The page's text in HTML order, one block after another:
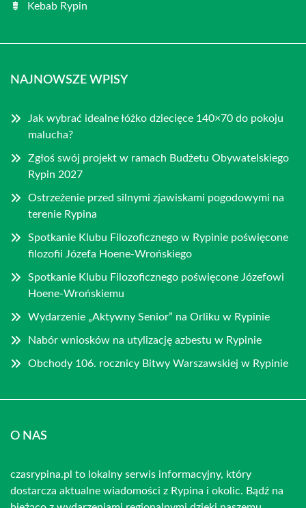
Kebab Rypin
NAJNOWSZE WPISY
Jak wybrać idealne łóżko dziecięce 140×70 do pokoju
malucha?
Zgłoś swój projekt w ramach Budżetu Obywatelskiego
Rypin 2027
Ostrzeżenie przed silnymi zjawiskami pogodowymi na
terenie Rypina
Spotkanie Klubu Filozoficznego w Rypinie poświęcone
filozofii Józefa Hoene-Wrońskiego
Spotkanie Klubu Filozoficznego poświęcone Józefowi
Hoene-Wrońskiemu
Wydarzenie „Aktywny Senior” na Orliku w Rypinie
Nabór wniosków na utylizację azbestu w Rypinie
Obchody 106. rocznicy Bitwy Warszawskiej w Rypinie
O NAS
czasrypina.pl to lokalny serwis informacyjny, który
dostarcza aktualne wiadomości z Rypina i okolic. Bądź na